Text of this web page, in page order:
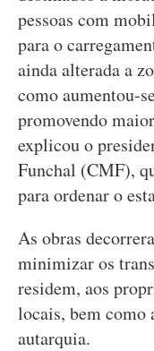
pessoas com
para o
ainda alterada a
como aumentou-
promovendo
explicou o
Funchal (CMF),
para ordenar o
As obras
minimizar os
residem, aos
locais, bem como
autarquia.